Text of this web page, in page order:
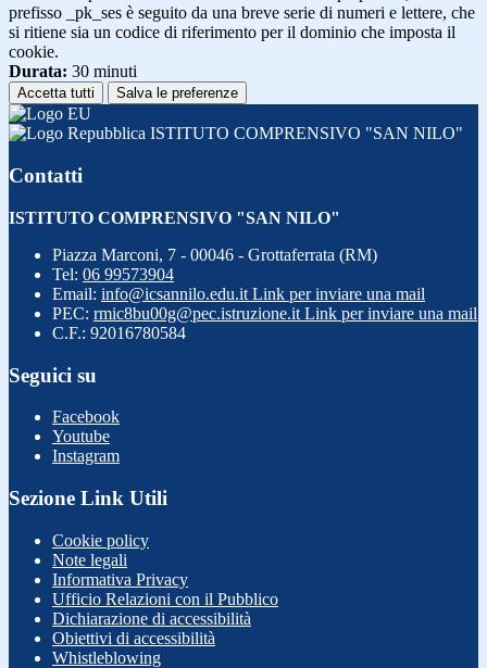
prefisso _pk_ses è seguito da una breve serie di numeri e lettere, che
si ritiene sia un codice di riferimento per il dominio che imposta il
cookie.
Durata: 30 minuti
Accetta tutti Salva le preferenze
ISTITUTO COMPRENSIVO "SAN NILO"
Contatti
ISTITUTO COMPRENSIVO "SAN NILO"
Piazza Marconi, 7 - 00046 - Grottaferrata (RM)
Tel: 06 99573904
Email: info@icsannilo.edu.it Link per inviare una mail
PEC: rmic8bu00g@pec.istruzione.it Link per inviare una mail
C.F.: 92016780584
Seguici su
Facebook
Youtube
Instagram
Sezione Link Utili
Cookie policy
Note legali
Informativa Privacy
Ufficio Relazioni con il Pubblico
Dichiarazione di accessibilità
Obiettivi di accessibilità
Whistleblowing